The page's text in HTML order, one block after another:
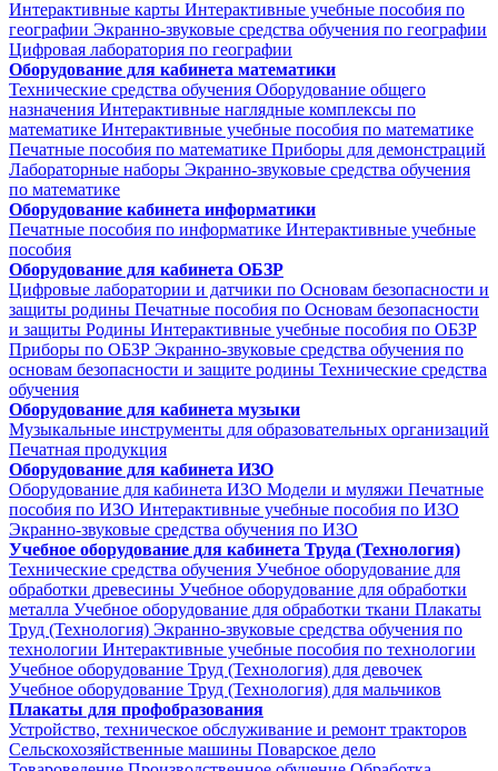
Интерактивные карты Интерактивные учебные пособия по
географии Экранно-звуковые средства обучения по географии
Цифровая лаборатория по географии
Оборудование для кабинета математики
Технические средства обучения Оборудование общего
назначения Интерактивные наглядные комплексы по
математике Интерактивные учебные пособия по математике
Печатные пособия по математике Приборы для демонстраций
Лабораторные наборы Экранно-звуковые средства обучения
по математике
Оборудование кабинета информатики
Печатные пособия по информатике Интерактивные учебные
пособия
Оборудование для кабинета ОБЗР
Цифровые лаборатории и датчики по Основам безопасности и
защиты родины Печатные пособия по Основам безопасности
и защиты Родины Интерактивные учебные пособия по ОБЗР
Приборы по ОБЗР Экранно-звуковые средства обучения по
основам безопасности и защите родины Технические средства
обучения
Оборудование для кабинета музыки
Музыкальные инструменты для образовательных организаций
Печатная продукция
Оборудование для кабинета ИЗО
Оборудование для кабинета ИЗО Модели и муляжи Печатные
пособия по ИЗО Интерактивные учебные пособия по ИЗО
Экранно-звуковые средства обучения по ИЗО
Учебное оборудование для кабинета Труда (Технология)
Технические средства обучения Учебное оборудование для
обработки древесины Учебное оборудование для обработки
металла Учебное оборудование для обработки ткани Плакаты
Труд (Технология) Экранно-звуковые средства обучения по
технологии Интерактивные учебные пособия по технологии
Учебное оборудование Труд (Технология) для девочек
Учебное оборудование Труд (Технология) для мальчиков
Плакаты для профобразования
Устройство, техническое обслуживание и ремонт тракторов
Сельскохозяйственные машины Поварское дело